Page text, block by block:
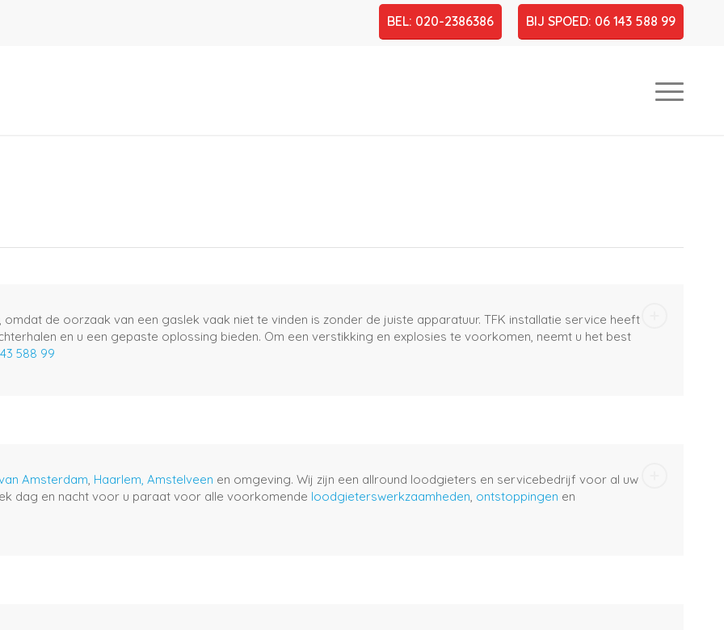
BEL: 020-2386386 BIJ SPOED: 06 143 588 99
omdat de oorzaak van een gaslek vaak niet te vinden is zonder de juiste apparatuur. TFK installatie service heeft
en u een gepaste oplossing bieden. Om een verstikking en explosies te voorkomen, neemt u het best
588 99
Amsterdam Haarlem, Amstelveen en omgeving. Wij zijn een allround loodgieters en servicebedrijf voor al uw
dag en nacht voor u paraat voor alle voorkomende loodgieterswerkzaamheden ontstoppingen en